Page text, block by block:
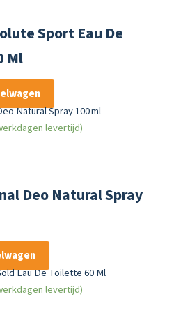
Sport Eau De
Ml
levertijd)
Deo Natural Spray
levertijd)